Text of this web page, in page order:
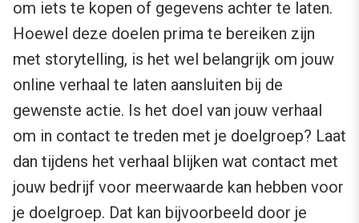
om iets te kopen of gegevens achter te laten.
Hoewel deze doelen prima te bereiken zijn
met storytelling, is het wel belangrijk om jouw
online verhaal te laten aansluiten bij de
gewenste actie. Is het doel van jouw verhaal
om in contact te treden met je doelgroep? Laat
dan tijdens het verhaal blijken wat contact met
jouw bedrijf voor meerwaarde kan hebben voor
je doelgroep. Dat kan bijvoorbeeld door je